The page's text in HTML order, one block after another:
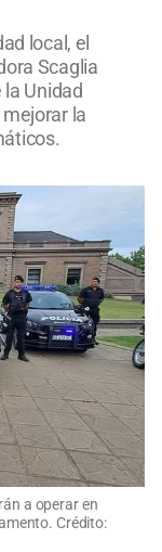
local, el
Scaglia
Unidad
la
a operar en
Crédito: